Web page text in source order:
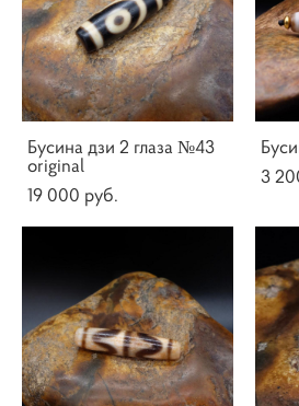
Бусина дзи 2 глаза №43
original
19 000 pуб.
3